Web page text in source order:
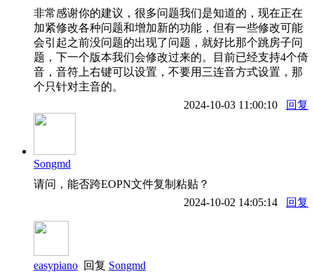
非常感谢你的建议，很多问题我们是知道的，现在正在
加紧修改各种问题和增加新的功能，但有一些修改可能
会引起之前没问题的出现了问题，就好比那个跳房子问
题，下一个版本我们会修改过来的。目前已经支持4个倚
音，音符上右键可以设置，不要用三连音方式设置，那
个只针对主音的。
2024-10-03 11:00:10
回复
Songmd
请问，能否跨EOPN文件复制粘贴？
2024-10-02 14:05:14
回复
easypiano 回复 Songmd